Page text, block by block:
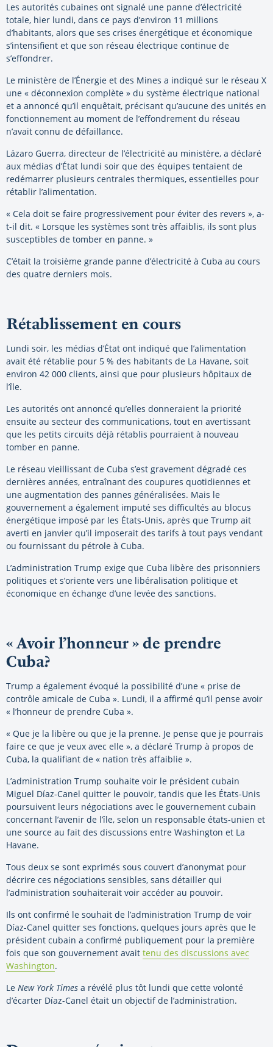
Les autorités cubaines ont signalé une panne d’électricité
totale, hier lundi, dans ce pays d’environ 11 millions
d’habitants, alors que ses crises énergétique et économique
s’intensifient et que son réseau électrique continue de
s’effondrer.
Le ministère de l’Énergie et des Mines a indiqué sur le réseau X
une « déconnexion complète » du système électrique national
et a annoncé qu’il enquêtait, précisant qu’aucune des unités en
fonctionnement au moment de l’effondrement du réseau
n’avait connu de défaillance.
Lázaro Guerra, directeur de l’électricité au ministère, a déclaré
aux médias d’État lundi soir que des équipes tentaient de
redémarrer plusieurs centrales thermiques, essentielles pour
rétablir l’alimentation.
« Cela doit se faire progressivement pour éviter des revers », a-
t-il dit. « Lorsque les systèmes sont très affaiblis, ils sont plus
susceptibles de tomber en panne. »
C’était la troisième grande panne d’électricité à Cuba au cours
des quatre derniers mois.
Rétablissement en cours
Lundi soir, les médias d’État ont indiqué que l’alimentation
avait été rétablie pour 5 % des habitants de La Havane, soit
environ 42 000 clients, ainsi que pour plusieurs hôpitaux de
l’île.
Les autorités ont annoncé qu’elles donneraient la priorité
ensuite au secteur des communications, tout en avertissant
que les petits circuits déjà rétablis pourraient à nouveau
tomber en panne.
Le réseau vieillissant de Cuba s’est gravement dégradé ces
dernières années, entraînant des coupures quotidiennes et
une augmentation des pannes généralisées. Mais le
gouvernement a également imputé ses difficultés au blocus
énergétique imposé par les États-Unis, après que Trump ait
averti en janvier qu’il imposerait des tarifs à tout pays vendant
ou fournissant du pétrole à Cuba.
L’administration Trump exige que Cuba libère des prisonniers
politiques et s’oriente vers une libéralisation politique et
économique en échange d’une levée des sanctions.
« Avoir l’honneur » de prendre
Cuba?
Trump a également évoqué la possibilité d’une « prise de
contrôle amicale de Cuba ». Lundi, il a affirmé qu’il pense avoir
« l’honneur de prendre Cuba ».
« Que je la libère ou que je la prenne. Je pense que je pourrais
faire ce que je veux avec elle », a déclaré Trump à propos de
Cuba, la qualifiant de « nation très affaiblie ».
L’administration Trump souhaite voir le président cubain
Miguel Díaz-Canel quitter le pouvoir, tandis que les États-Unis
poursuivent leurs négociations avec le gouvernement cubain
concernant l’avenir de l’île, selon un responsable états-unien et
une source au fait des discussions entre Washington et La
Havane.
Tous deux se sont exprimés sous couvert d’anonymat pour
décrire ces négociations sensibles, sans détailler qui
l’administration souhaiterait voir accéder au pouvoir.
Ils ont confirmé le souhait de l’administration Trump de voir
Díaz-Canel quitter ses fonctions, quelques jours après que le
président cubain a confirmé publiquement pour la première
fois que son gouvernement avait tenu des discussions avec
Washington.
Le New York Times a révélé plus tôt lundi que cette volonté
d’écarter Díaz-Canel était un objectif de l’administration.